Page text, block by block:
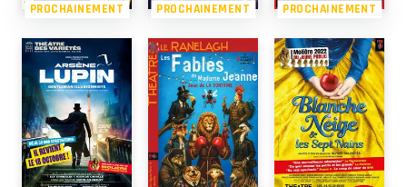
PROCHAINEMENT PROCHAINEMENT PROCHAINEMENT